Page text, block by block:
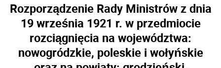
Rozporządzenie Rady Ministrów z dnia
19 września 1921 r. w przedmiocie
rozciągnięcia na województwa:
nowogródzkie, poleskie i wołyńskie